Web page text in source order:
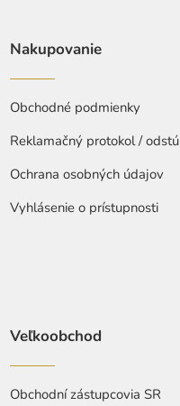
Nakupovanie
Obchodné podmienky
Reklamačný protokol /
Ochrana osobných údajov
Vyhlásenie o prístupnosti
Veľkoobchod
Obchodní zástupcovia SR